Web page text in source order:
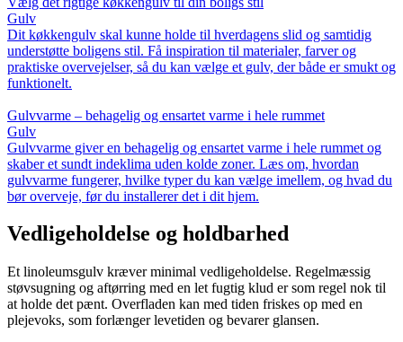
Gulv
Dit køkkengulv skal kunne holde til hverdagens slid og samtidig
understøtte boligens stil. Få inspiration til materialer, farver og
praktiske overvejelser, så du kan vælge et gulv, der både er smukt og
funktionelt.
Gulvvarme – behagelig og ensartet varme i hele rummet
Gulv
Gulvvarme giver en behagelig og ensartet varme i hele rummet og
skaber et sundt indeklima uden kolde zoner. Læs om, hvordan
gulvvarme fungerer, hvilke typer du kan vælge imellem, og hvad du
bør overveje, før du installerer det i dit hjem.
Vedligeholdelse og holdbarhed
Et linoleumsgulv kræver minimal vedligeholdelse. Regelmæssig
støvsugning og aftørring med en let fugtig klud er som regel nok til
at holde det pænt. Overfladen kan med tiden friskes op med en
plejevoks, som forlænger levetiden og bevarer glansen.